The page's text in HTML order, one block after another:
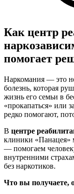
Как центр
помогает
Наркомания — это
болезнь, которая
жизнь его семьи в
«прокапаться» или
редко помогают,
В центре
клиники
— помогаем
внутренними
без наркотиков.
Что вы получаете,